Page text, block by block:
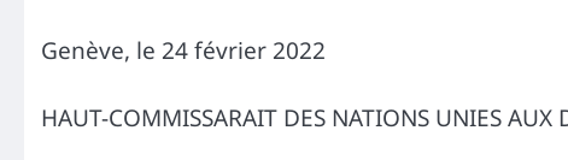
Genève, le 24 février 2022
HAUT-COMMISSARAIT DES NATIONS UNIES AUX